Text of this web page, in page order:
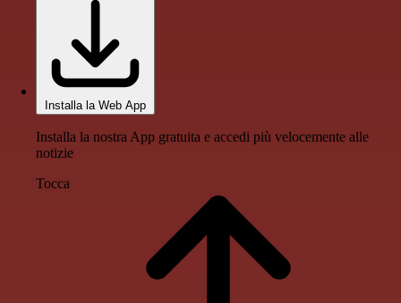
Installa la Web App
Installa la nostra App gratuita e accedi più velocemente alle
notizie
Tocca